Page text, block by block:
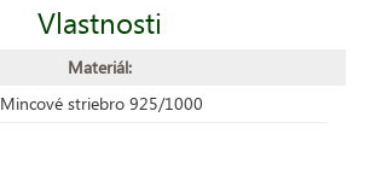
Vlastnosti
Materiál:
Mincové striebro 925/1000